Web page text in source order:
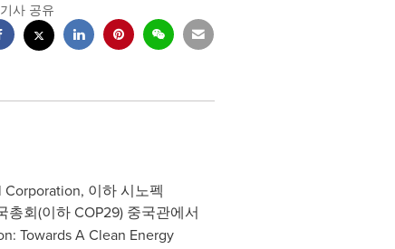
사 공유
이하 시노펙
총회(이하COP29) 중국관에서
Towards A Clean Energy